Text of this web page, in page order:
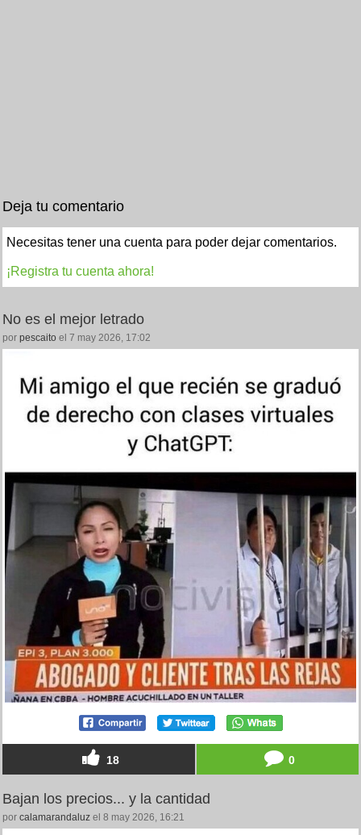
Deja tu comentario
Necesitas tener una cuenta para poder dejar comentarios.
¡Registra tu cuenta ahora!
No es el mejor letrado
por pescaito el 7 may 2026, 17:02
18 0
Bajan los precios... y la cantidad
por calamarandaluz el 8 may 2026, 16:21